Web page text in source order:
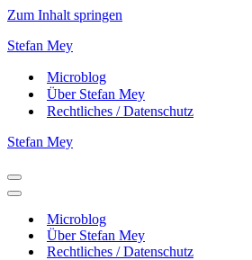
Zum Inhalt springen
Stefan Mey
Microblog
Über Stefan Mey
Rechtliches / Datenschutz
Stefan Mey
Navigationsmenü
Navigationsmenü
Microblog
Über Stefan Mey
Rechtliches / Datenschutz